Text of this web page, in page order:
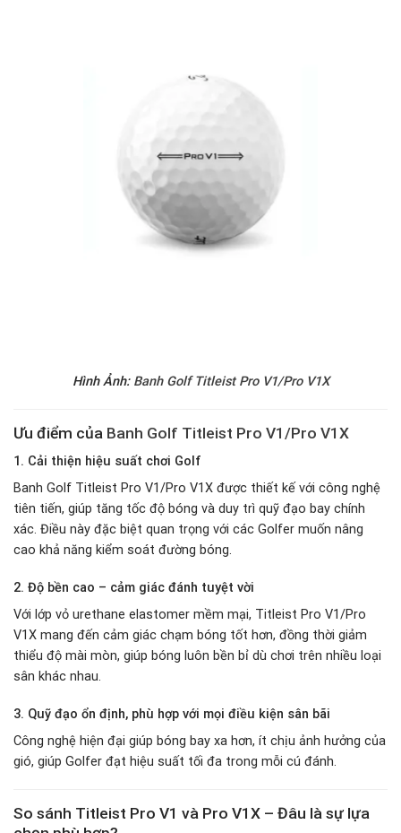
Hình Ảnh: Banh Golf Titleist Pro V1/Pro V1X
Ưu điểm của Banh Golf Titleist Pro V1/Pro V1X
1. Cải thiện hiệu suất chơi Golf
Banh Golf Titleist Pro V1/Pro V1X được thiết kế với công nghệ
tiên tiến, giúp tăng tốc độ bóng và duy trì quỹ đạo bay chính
xác. Điều này đặc biệt quan trọng với các Golfer muốn nâng
cao khả năng kiểm soát đường bóng.
2. Độ bền cao – cảm giác đánh tuyệt vời
Với lớp vỏ urethane elastomer mềm mại, Titleist Pro V1/Pro
V1X mang đến cảm giác chạm bóng tốt hơn, đồng thời giảm
thiểu độ mài mòn, giúp bóng luôn bền bỉ dù chơi trên nhiều loại
sân khác nhau.
3. Quỹ đạo ổn định, phù hợp với mọi điều kiện sân bãi
Công nghệ hiện đại giúp bóng bay xa hơn, ít chịu ảnh hưởng của
gió, giúp Golfer đạt hiệu suất tối đa trong mỗi cú đánh.
So sánh Titleist Pro V1 và Pro V1X – Đâu là sự lựa